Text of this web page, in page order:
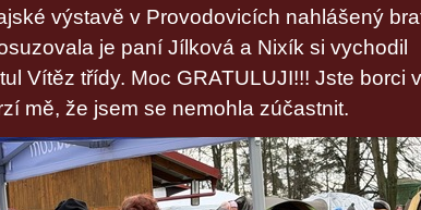
výstavě v Provodovicích nahlášený
je paní Jílková a Nixík si vychodil
Vítěz třídy. Moc GRATULUJI!!! Jste borci v
mě, že jsem se nemohla zúčastnit.